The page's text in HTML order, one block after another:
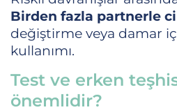
Birden fazla partnerle
değiştirme veya damar
kullanımı.
Test ve erken
önemlidir?